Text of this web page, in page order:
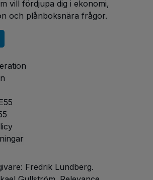
vill fördjupa dig i ekonomi,
och plånboksnära frågor.
Fredrik Lundberg.